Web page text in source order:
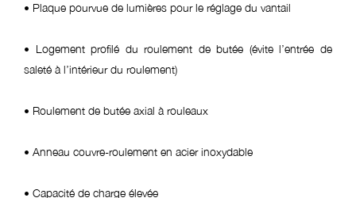
• Plaque pourvue de lumières pour le réglage du vantail
• Logement profilé du roulement de butée (évite l’entrée de
saleté à l’intérieur du roulement)
• Roulement de butée axial à rouleaux
• Anneau couvre-roulement en acier inoxydable
• Capacité de charge élevée